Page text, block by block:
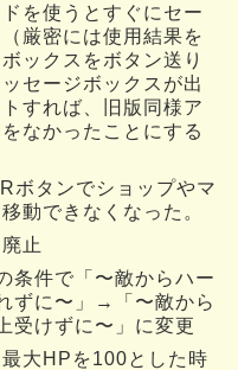
を使うとすぐにセー
厳密には使用結果を
ックスをボタン送り
セージボックスが出
すれば、旧版同様ア
なかったことにする
ボタンでショップやマ
動できなくなった。
止
条件で「〜敵からハー
ずに〜」→「〜敵から
受けずに〜」に変更
最大HPを100とした時